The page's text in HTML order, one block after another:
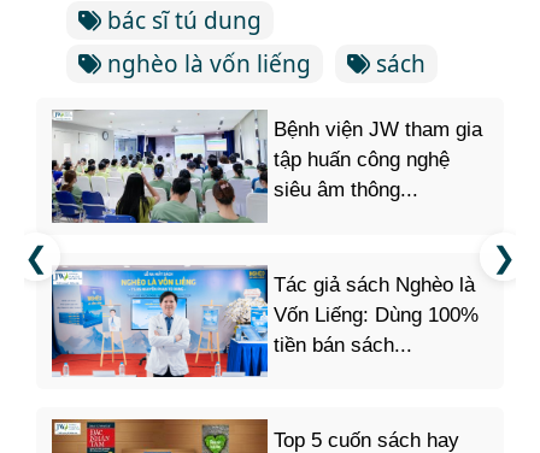
bác sĩ tú dung
nghèo là vốn liếng
sách
Bệnh viện JW tham gia
tập huấn công nghệ
siêu âm thông...
Tác giả sách Nghèo là
Vốn Liếng: Dùng 100%
tiền bán sách...
Top 5 cuốn sách hay